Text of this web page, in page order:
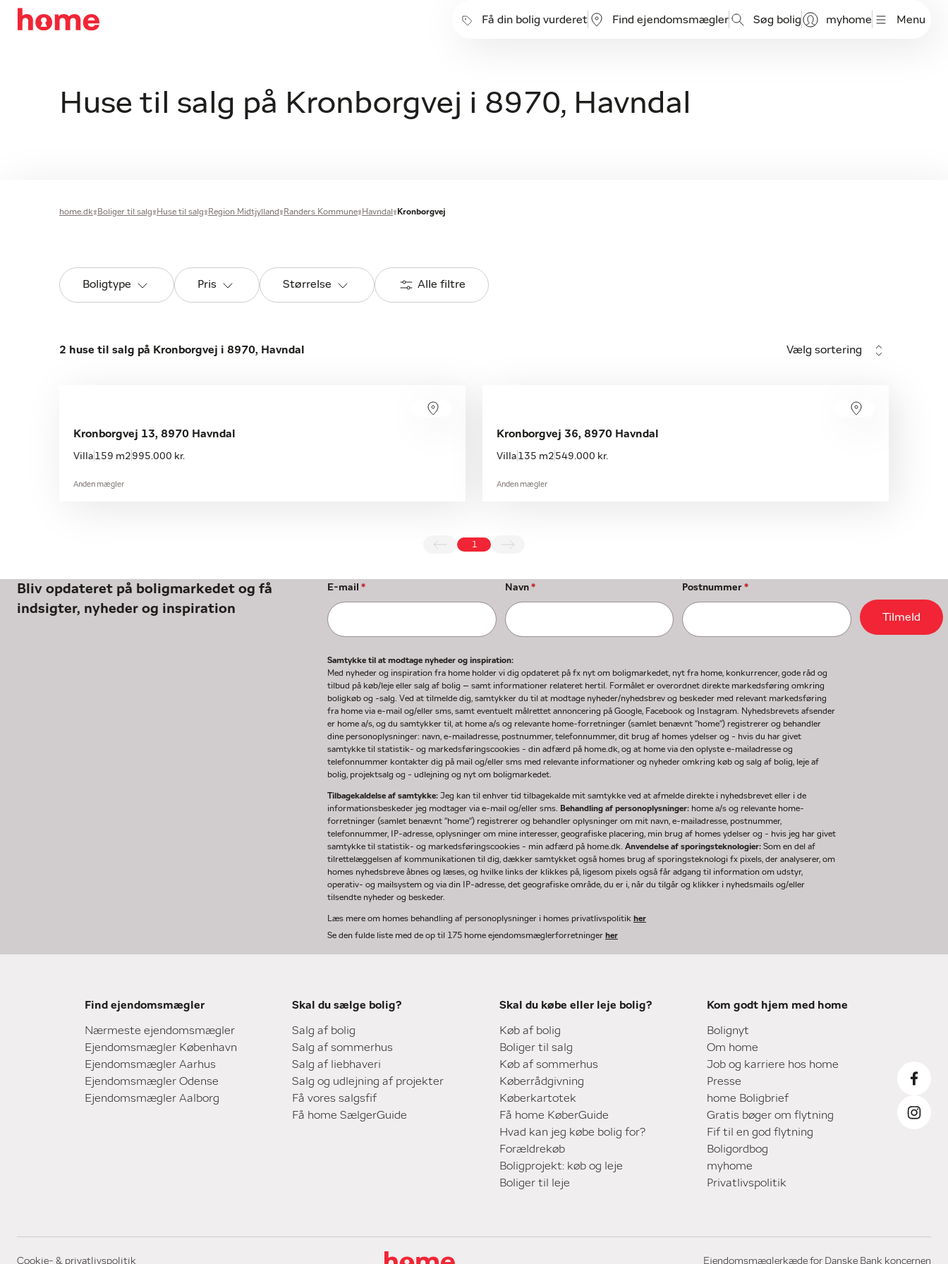
Få din bolig vurderet Find ejendomsmægler Søg bolig myhome Menu
Huse til salg på Kronborgvej i 8970, Havndal
home.dk Boliger til salg Huse til salg Region Midtjylland Randers Kommune Havndal Kronborgvej
Boligtype Pris Størrelse Alle filtre
2 huse til salg på Kronborgvej i 8970, Havndal Vælg sortering
Kronborgvej 13, 8970 Havndal
Villa 159 m2 995.000 kr.
Anden mægler
Kronborgvej 36, 8970 Havndal
Villa 135 m2 549.000 kr.
Anden mægler
1
Bliv opdateret på boligmarkedet og få
indsigter, nyheder og inspiration
E-mail * Navn * Postnummer*
Tilmeld
Samtykke til at modtage nyheder og inspiration:
Med nyheder og inspiration fra home holder vi dig opdateret på fx nyt om boligmarkedet, nyt fra home, konkurrencer, gode råd og
tilbud på køb/leje eller salg af bolig – samt informationer relateret hertil. Formålet er overordnet direkte markedsføring omkring
boligkøb og -salg. Ved at tilmelde dig, samtykker du til at modtage nyheder/nyhedsbrev og beskeder med relevant markedsføring
fra home via e-mail og/eller sms, samt eventuelt målrettet annoncering på Google, Facebook og Instagram. Nyhedsbrevets afsender
er home a/s, og du samtykker til, at home a/s og relevante home-forretninger (samlet benævnt "home") registrerer og behandler
dine personoplysninger: navn, e-mailadresse, postnummer, telefonnummer, dit brug af homes ydelser og - hvis du har givet
samtykke til statistik- og markedsføringscookies - din adfærd på home.dk, og at home via den oplyste e-mailadresse og
telefonnummer kontakter dig på mail og/eller sms med relevante informationer og nyheder omkring køb og salg af bolig, leje af
bolig, projektsalg og - udlejning og nyt om boligmarkedet.
Tilbagekaldelse af samtykke:Jeg kan til enhver tid tilbagekalde mit samtykke ved at afmelde direkte i nyhedsbrevet eller i de
informationsbeskeder jeg modtager via e-mail og/eller sms. Behandling af personoplysninger: home a/s og relevante home-
forretninger (samlet benævnt "home") registrerer og behandler oplysninger om mit navn, e-mailadresse, postnummer,
telefonnummer, IP-adresse, oplysninger om mine interesser, geografiske placering, min brug af homes ydelser og - hvis jeg har givet
samtykke til statistik- og markedsføringscookies - min adfærd på home.dk. Anvendelse af sporingsteknologier:Som en del af
tilrettelæggelsen af kommunikationen til dig, dækker samtykket også homes brug af sporingsteknologi fx pixels, der analyserer, om
homes nyhedsbreve åbnes og læses, og hvilke links der klikkes på, ligesom pixels også får adgang til information om udstyr,
operativ- og mailsystem og via din IP-adresse, det geografiske område, du er i, når du tilgår og klikker i nyhedsmails og/eller
tilsendte nyheder og beskeder.
Læs mere om homes behandling af personoplysninger i homes privatlivspolitik her
Se den fulde liste med de op til 175 home ejendomsmæglerforretninger her
Find ejendomsmægler
Nærmeste ejendomsmægler
Ejendomsmægler København
Ejendomsmægler Aarhus
Ejendomsmægler Odense
Ejendomsmægler Aalborg
Skal du sælge bolig?
Salg af bolig
Salg af sommerhus
Salg af liebhaveri
Salg og udlejning af projekter
Få vores salgsfif
Få home SælgerGuide
Skal du købe eller leje bolig?
Køb af bolig
Boliger til salg
Køb af sommerhus
Køberrådgivning
Køberkartotek
Få home KøberGuide
Hvad kan jeg købe bolig for?
Forældrekøb
Boligprojekt: køb og leje
Boliger til leje
Kom godt hjem med home
Bolignyt
Om home
Job og karriere hos home
Presse
home Boligbrief
Gratis bøger om flytning
Fif til en god flytning
Boligordbog
myhome
Privatlivspolitik
Cookie- & privatlivspolitik Ejendomsmæglerkæde for Danske Bank koncernen